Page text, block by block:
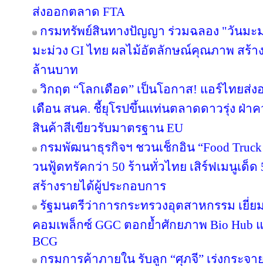
ส่งออกตลาด FTA
กรมทรัพย์สินทางปัญญา ร่วมฉลอง "วันมะ
มะม่วง GI ไทย ผลไม้อัตลักษณ์คุณภาพ สร้า
ล้านบาท
วิกฤต “โลกเดือด” เป็นโอกาส! แอร์ไทยส่
เดือน สนค. ชี้ยุโรปขึ้นแท่นตลาดดาวรุ่ง ฝ่า
สินค้าสีเขียวรับมาตรฐาน EU
กรมพัฒนาธุรกิจฯ ชวนเช็กอิน “Food Truck
วนฟู้ดทรัคกว่า 50 ร้านทั่วไทย เสิร์ฟเมนูเด็ด
สร้างรายได้ผู้ประกอบการ
รัฐมนตรีว่าการกระทรวงอุตสาหกรรม เยี่
คอมเพล็กซ์ GGC ตอกย้ำศักยภาพ Bio Hub
BCG
กรมการค้าภายใน รับลูก “ศุภจี” เร่งกระจา